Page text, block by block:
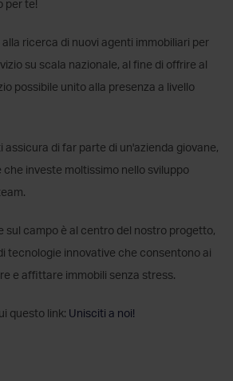
per te!
ricerca di nuovi agenti immobiliari per
su scala nazionale, al fine di offrire al
possibile unito alla presenza a livello
assicura di far parte di un'azienda giovane,
investe moltissimo nello sviluppo
sul campo è al centro del nostro progetto,
tecnologie innovative che consentono ai
e affittare immobili senza stress.
questo link: Unisciti a noi!